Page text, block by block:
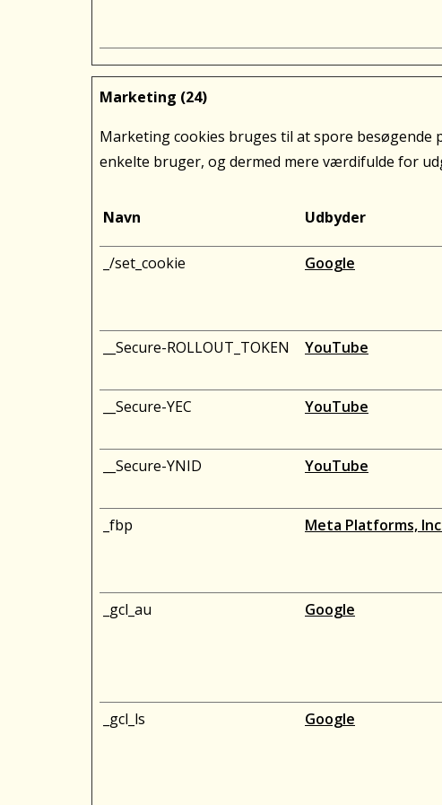
Marketing (24)
Marketing cookies bruges til at spore besøgende
enkelte bruger, og dermed mere værdifulde for
Navn Udbyder
_/set_cookie Google
__Secure-ROLLOUT_TOKEN YouTube
__Secure-YEC YouTube
__Secure-YNID YouTube
_fbp Meta Platforms,
_gcl_au Google
_gcl_ls Google